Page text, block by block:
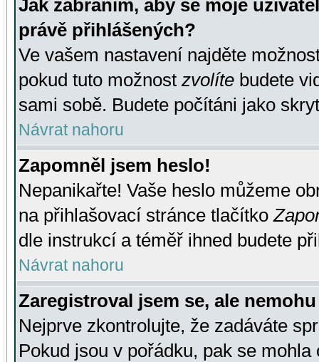
Jak zabráním, aby se moje
právě přihlášených?
Ve vašem nastavení najděte
pokud tuto možnost zvolíte budete
sami sobě. Budete počítáni jako
Návrat nahoru
Zapomněl jsem heslo!
Nepanikařte! Vaše heslo můžeme
na přihlašovací stránce tlačítko
dle instrukcí a téměř ihned budete
Návrat nahoru
Zaregistroval jsem se, ale
Nejprve zkontrolujte, že zadáváte
Pokud jsou v pořádku, pak se